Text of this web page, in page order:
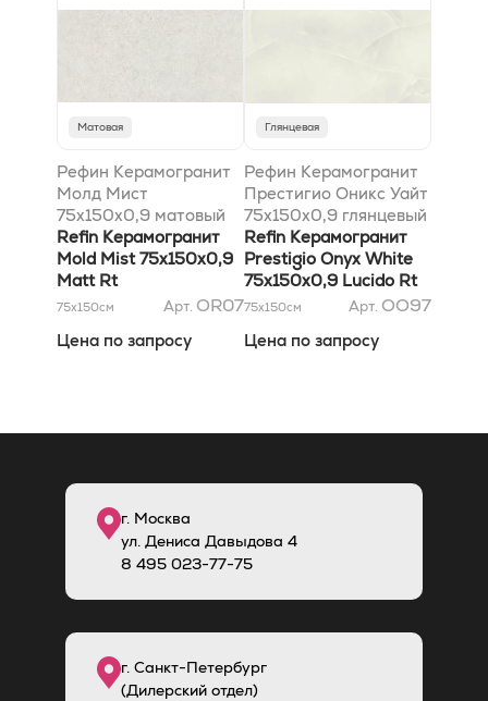
Матовая
Рефин Керамогранит
Молд Мист
75x150x0,9 матовый
Rt
Refin Керамогранит
Mold Mist 75x150x0,9
Matt Rt
75x150см Арт. OR07
Цена по запросу
Глянцевая
Рефин Керамогранит
Престигио Оникс Уайт
75x150x0,9 глянцевый
Rt
Refin Керамогранит
Prestigio Onyx White
75x150x0,9 Lucido Rt
75x150см Арт. OO97
Цена по запросу
г. Москва
ул. Дениса Давыдова 4
8 495 023-77-75
г. Санкт-Петербург
(Дилерский отдел)